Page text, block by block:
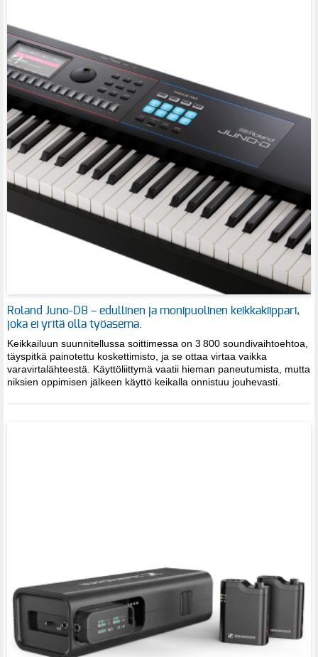
Roland Juno-D8 – edullinen ja monipuolinen keikkakiippari,
joka ei yritä olla työasema.
Keikkailuun suunnitellussa soittimessa on 3 800 soundivaihtoehtoa,
täyspitkä painotettu koskettimisto, ja se ottaa virtaa vaikka
varavirtalähteestä. Käyttöliittymä vaatii hieman paneutumista, mutta
niksien oppimisen jälkeen käyttö keikalla onnistuu jouhevasti.